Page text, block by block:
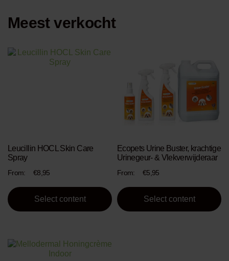
Meest verkocht
Leucillin HOCL Skin Care
Spray
From: €8,95
Select content
This
on
the
product
page
Ecopets Urine Buster, krachtige
Urinegeur- & Vlekverwijderaar
From: €5,95
Select content
variants.
The
options
may
on
the
product
page
This